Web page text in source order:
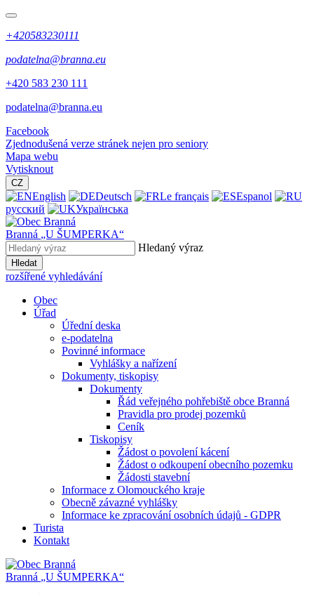
+420583230111
podatelna@branna.eu
+420 583 230 111
podatelna@branna.eu
Facebook
Zjednodušená verze stránek nejen pro seniory
Mapa webu
Vytisknout
CZ
English Deutsch Le français
Espanol
русский
Українська
Branná „U ŠUMPERKA“
Hledaný výraz
Hledat
rozšířené vyhledávání
Obec
Úřad
Úřední deska
e-podatelna
Povinné informace
Vyhlášky a nařízení
Dokumenty, tiskopisy
Dokumenty
Řád veřejného pohřebiště obce Branná
Pravidla pro prodej pozemků
Ceník
Tiskopisy
Žádost o povolení kácení
Žádost o odkoupení obecního pozemku
Žádosti stavební
Informace z Olomouckého kraje
Obecně závazné vyhlášky
Informace ke zpracování osobních údajů - GDPR
Turista
Kontakt
Branná „U ŠUMPERKA“